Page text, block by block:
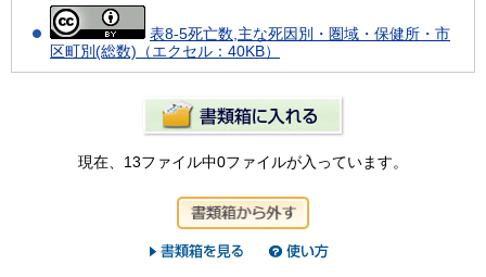
表8-5死亡数,主な死因別・圏域・保健所・市
区町別(総数)（エクセル：40KB）
現在、13ファイル中0ファイルが入っています。